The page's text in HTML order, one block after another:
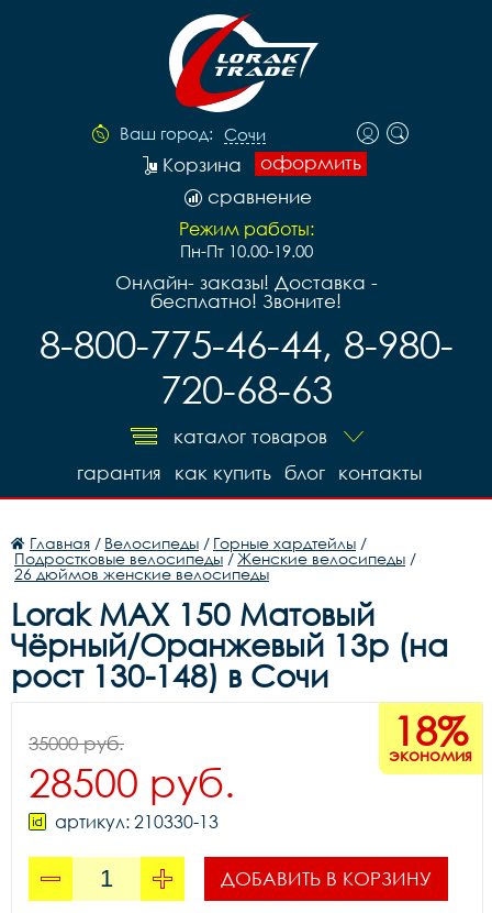
Ваш город: Сочи
оформить
Корзина
сравнение
Режим работы:
Пн-Пт 10.00-19.00
Онлайн- заказы! Доставка -
бесплатно! Звоните!
8-800-775-46-44, 8-980-
720-68-63
каталог товаров
контакты
блог
как купить
гарантия
Главная / Велосипеды / Горные хардтейлы /
Подростковые велосипеды / Женские велосипеды /
26 дюймов женские велосипеды
Lorak MAX 150 Матовый
Чёрный/Оранжевый 13р (на
рост 130-148) в Сочи
18%
экономия
35000 руб.
28500 руб.
артикул: 210330-13
ДОБАВИТЬ В КОРЗИНУ